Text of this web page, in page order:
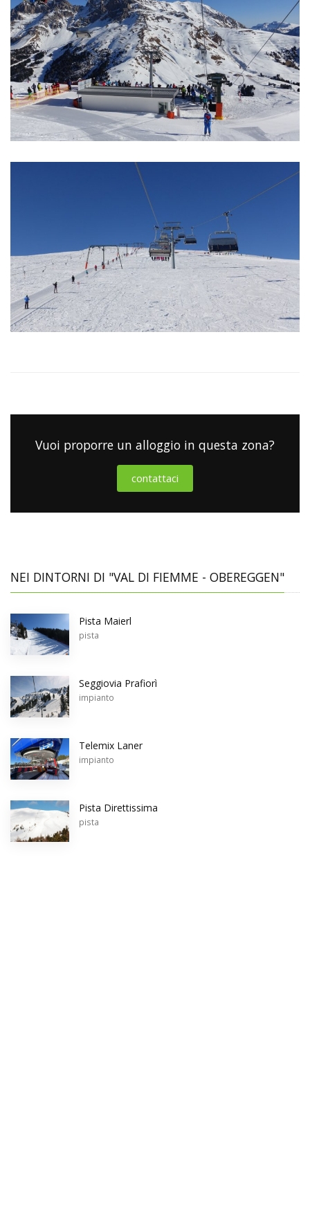
Vuoi proporre un alloggio in questa zona?
contattaci
NEI DINTORNI DI "VAL DI FIEMME - OBEREGGEN"
Pista Maierl
pista
Seggiovia Prafiorì
impianto
Telemix Laner
impianto
Pista Direttissima
pista